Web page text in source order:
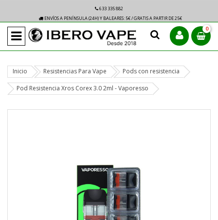
633 335 882
ENVÍOS A PENÍNSULA (24H) Y BALEARES: 5€ / GRATIS A PARTIR DE 25€
0
Inicio Resistencias Para Vape Pods con resistencia
Pod Resistencia Xros Corex 3.0 2ml - Vaporesso